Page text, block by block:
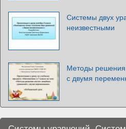
Системы двух
неизвестными
Методы решения
с двумя